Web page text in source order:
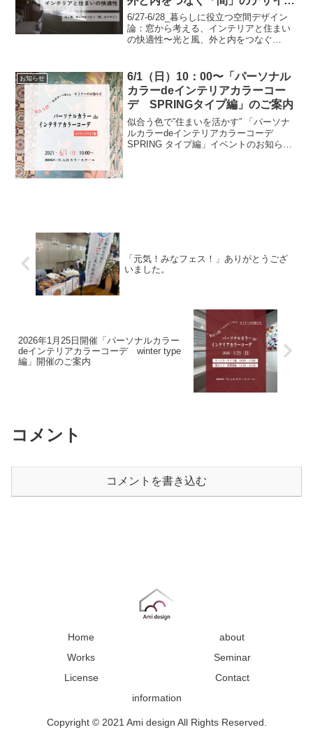
_講座のお知らせ
6/27-6/28_暮らしに役立つ空間デザイン
論：窓から考える、インテリアと住まい
の快適性〜光と風、外と内をつなぐ
春講座のご案内です。5月なのに暑いです
ね。最近は、四季...
お知らせ
6/1（日）10：00〜「パーソナル
カラーdeインテリアカラーコー
デ SPRINGタイプ編」のご案内
似合う色で”住まいを活かす” 「パーソナ
ルカラーdeインテリアカラーコーデ
SPRING タイプ編」イベントのお知らせ
「元気！みなフェス！」ありがとうござ
いました。
2026年1月25日開催「パーソナルカラー
deインテリアカラーコーデ winter type
編」開催のご案内
コメント
コメントを書き込む
Home
about
Works
Seminar
License
Contact
information
Copyright © 2021 Ami design All Rights Reserved.